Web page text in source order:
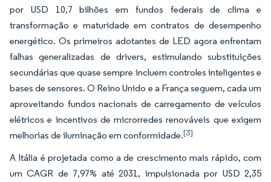
por USD 10,7 bilhões em fundos federais de clima e
transformação e maturidade em contratos de desempenho
energético. Os primeiros adotantes de LED agora enfrentam
falhas generalizadas de drivers, estimulando substituições
secundárias que quase sempre incluem controles inteligentes e
bases de sensores. O Reino Unido e a França seguem, cada um
aproveitando fundos nacionais de carregamento de veículos
elétricos e incentivos de microrredes renováveis que exigem
melhorias de iluminação em conformidade.[3]
A Itália é projetada como a de crescimento mais rápido, com
um CAGR de 7,97% até 2031, impulsionada por USD 2,35